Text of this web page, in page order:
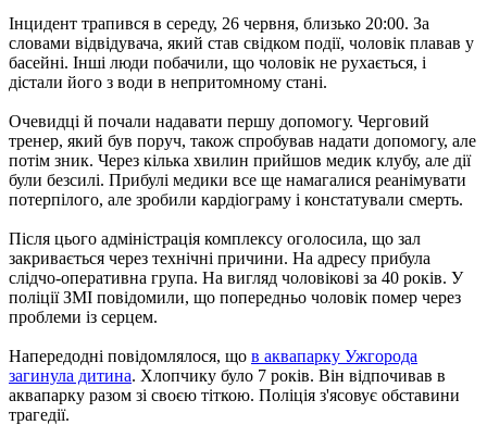
Інцидент трапився в середу, 26 червня, близько 20:00. За
словами відвідувача, який став свідком події, чоловік плавав у
басейні. Інші люди побачили, що чоловік не рухається, і
дістали його з води в непритомному стані.
Очевидці й почали надавати першу допомогу. Черговий
тренер, який був поруч, також спробував надати допомогу, але
потім зник. Через кілька хвилин прийшов медик клубу, але дії
були безсилі. Прибулі медики все ще намагалися реанімувати
потерпілого, але зробили кардіограму і констатували смерть.
Після цього адміністрація комплексу оголосила, що зал
закривається через технічні причини. На адресу прибула
слідчо-оперативна група. На вигляд чоловікові за 40 років. У
поліції ЗМІ повідомили, що попередньо чоловік помер через
проблеми із серцем.
Напередодні повідомлялося, що в аквапарку Ужгорода
загинула дитина. Хлопчику було 7 років. Він відпочивав в
аквапарку разом зі своєю тіткою. Поліція з'ясовує обставини
трагедії.